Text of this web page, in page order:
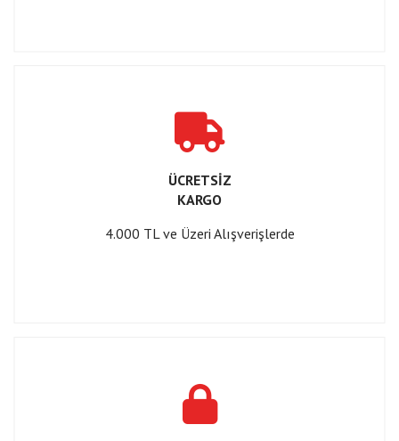
ÜCRETSİZ
KARGO
4.000 TL ve Üzeri Alışverişlerde